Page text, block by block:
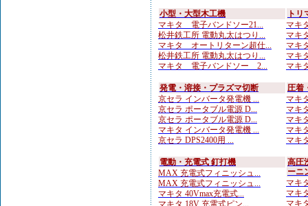
小型・大型木工機
マキタ 電子バンドソー21...
松井鉄工所 電動丸太はつり...
マキタ オートリターン超仕...
松井鉄工所 電動丸太はつり...
マキタ 電子バンドソー 2...
トリ
マキ
マキ
マキ
マキ
マキ
発電・溶接・プラズマ切断
京セラ インバータ発電機 ...
京セラ ポータブル電源 D...
京セラ ポータブル電源 D...
マキタ インバータ発電機 ...
京セラ DPS2400用 ...
圧着
マキ
マキ
マキ
マキ
マキ
電動・充電式 釘打機
MAX 充電式フィニッシュ...
MAX 充電式フィニッシュ...
マキタ 40Vmax充電式...
マキタ 18V 充電式ピン...
高圧
ーニ
マキ
マキ
マキ